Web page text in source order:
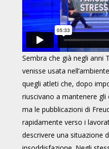
Sembra che già negli anni
venisse usata
quegli atleti che, dopo
riuscivano a mantenere
ma le pubblicazioni di
rapidamente verso i
descrivere una situazione